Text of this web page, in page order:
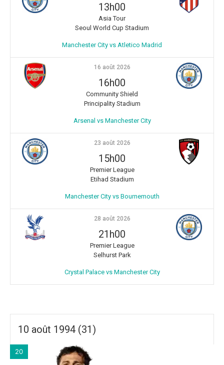
13h00
Asia Tour
Seoul World Cup Stadium
Manchester City vs Atletico Madrid
16 août 2026
16h00
Community Shield
Principality Stadium
Arsenal vs Manchester City
23 août 2026
15h00
Premier League
Etihad Stadium
Manchester City vs Bournemouth
28 août 2026
21h00
Premier League
Selhurst Park
Crystal Palace vs Manchester City
10 août 1994 (31)
20